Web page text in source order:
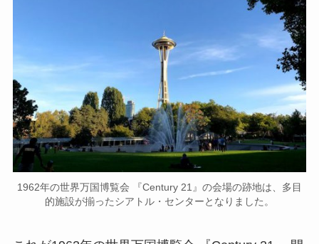
1962年の世界万国博覧会 『Century 21』の会場の跡地は、多目
的施設が揃ったシアトル・センターとなりました。